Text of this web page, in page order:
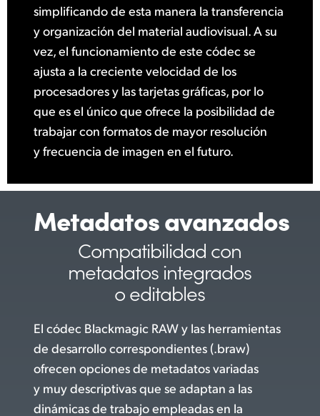
simplificando de esta manera la transferencia
y organización del material audiovisual. A su
vez, el funcionamiento de este códec se
ajusta a la creciente velocidad de los
procesadores y las tarjetas gráficas, por lo
que es el único que ofrece la posibilidad de
trabajar con formatos de mayor resolución
y frecuencia de imagen en el futuro.
Metadatos avanzados
Compatibilidad con
metadatos integrados
o editables
El códec Blackmagic RAW y las herramientas
de desarrollo correspondientes (.braw)
ofrecen opciones de metadatos variadas
y muy descriptivas que se adaptan a las
dinámicas de trabajo empleadas en la